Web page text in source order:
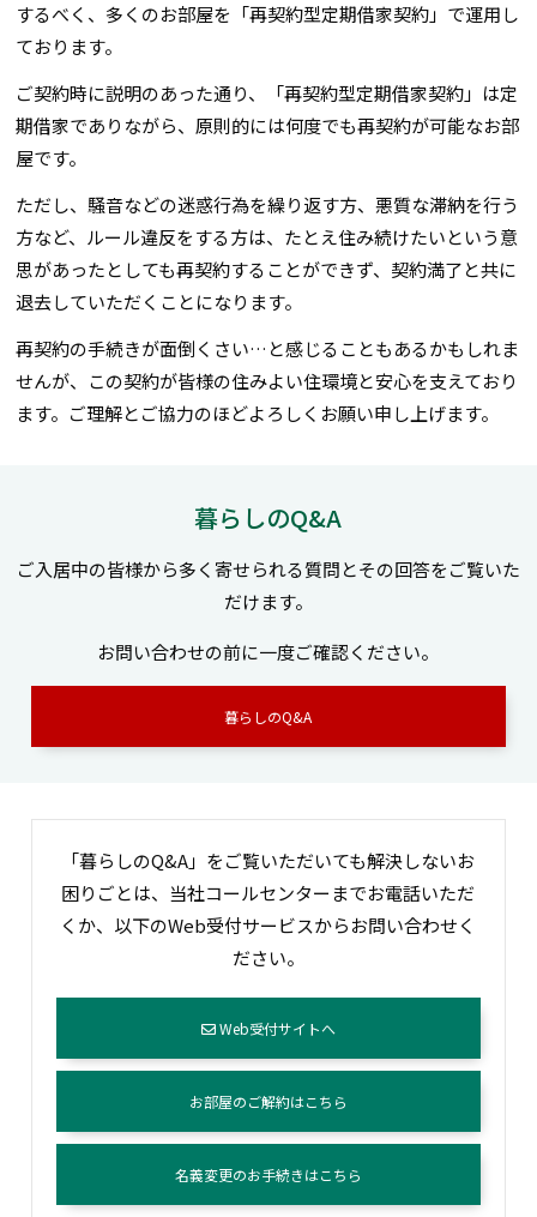
するべく、多くのお部屋を「再契約型定期借家契約」で運用し
ております。
ご契約時に説明のあった通り、「再契約型定期借家契約」は定
期借家でありながら、原則的には何度でも再契約が可能なお部
屋です。
ただし、騒音などの迷惑行為を繰り返す方、悪質な滞納を行う
方など、ルール違反をする方は、たとえ住み続けたいという意
思があったとしても再契約することができず、契約満了と共に
退去していただくことになります。
再契約の手続きが面倒くさい…と感じることもあるかもしれま
せんが、この契約が皆様の住みよい住環境と安心を支えており
ます。ご理解とご協力のほどよろしくお願い申し上げます。
暮らしのQ&A
ご入居中の皆様から多く寄せられる質問とその回答をご覧いた
だけます。
お問い合わせの前に一度ご確認ください。
暮らしのQ&A
「暮らしのQ&A」をご覧いただいても解決しないお
困りごとは、当社コールセンターまでお電話いただ
くか、以下のWeb受付サービスからお問い合わせく
ださい。
Web受付サイトへ
お部屋のご解約はこちら
名義変更のお手続きはこちら